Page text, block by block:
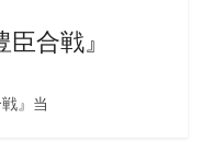
合戦』
』当